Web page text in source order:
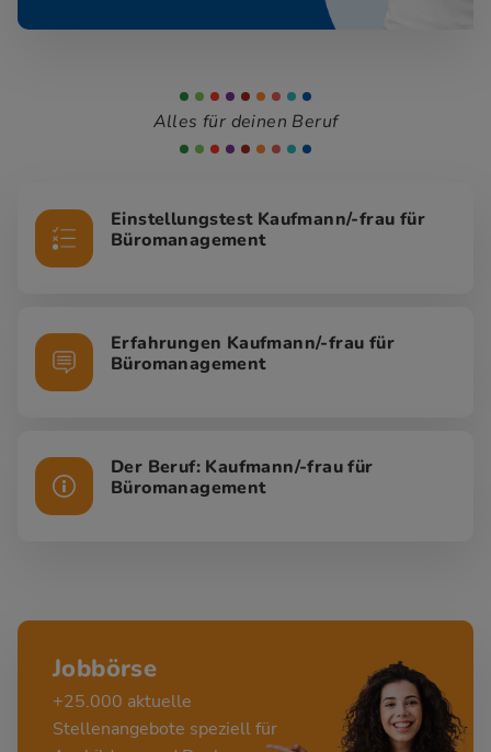
Alles für deinen Beruf
Einstellungstest Kaufmann/-frau für
Büromanagement
Erfahrungen Kaufmann/-frau für
Büromanagement
Der Beruf: Kaufmann/-frau für
Büromanagement
Jobbörse
+25.000 aktuelle
Stellenangebote speziell für